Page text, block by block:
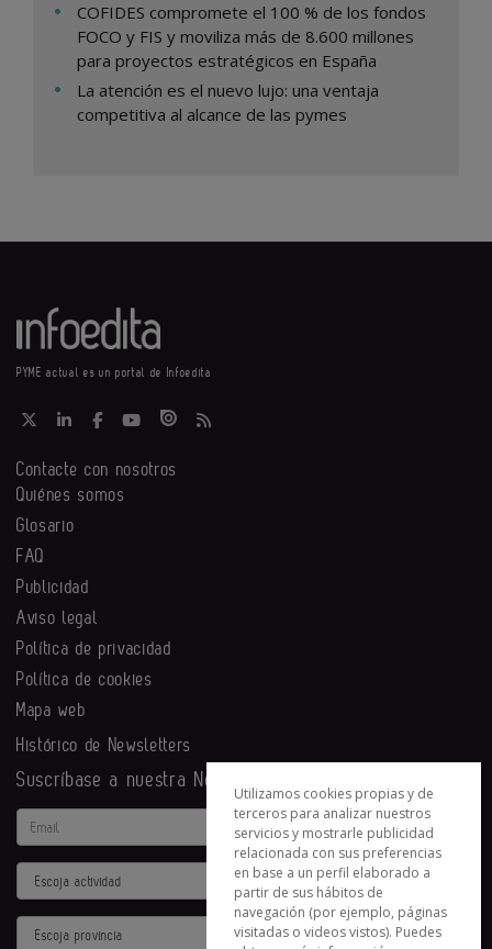
COFIDES compromete el 100 % de los fondos
FOCO y FIS y moviliza más de 8.600 millones
para proyectos estratégicos en España
La atención es el nuevo lujo: una ventaja
competitiva al alcance de las pymes
PYME actual es un portal de Infoedita
Contacte con nosotros
Quiénes somos
Glosario
FAQ
Publicidad
Aviso legal
Política de privacidad
Política de cookies
Mapa web
Histórico de Newsletters
Suscríbase a nuestra Newsletter
Email
Actividad
Provincia
Utilizamos cookies propias y de
terceros para analizar nuestros
servicios y mostrarle publicidad
relacionada con sus preferencias
en base a un perfil elaborado a
partir de sus hábitos de
navegación (por ejemplo, páginas
visitadas o videos vistos). Puedes